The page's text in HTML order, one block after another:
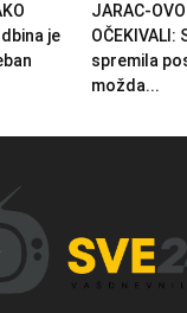
je
JARAC-
OČEKIVALI:
spremila
možda...